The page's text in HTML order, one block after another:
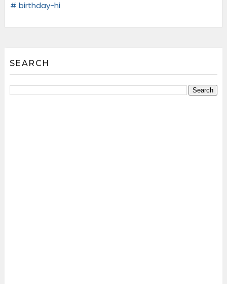
# birthday-hi
SEARCH